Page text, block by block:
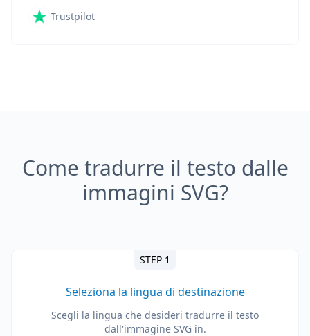
Trustpilot
Come tradurre il testo dalle
immagini SVG?
STEP 1
Seleziona la lingua di destinazione
Scegli la lingua che desideri tradurre il testo
dall'immagine SVG in.